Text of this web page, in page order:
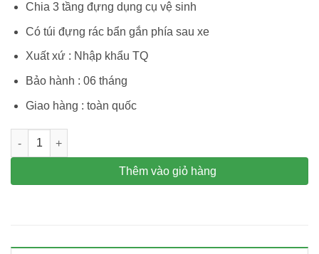
Chia 3 tầng đựng dụng cụ vệ sinh
Có túi đựng rác bẩn gắn phía sau xe
Xuất xứ : Nhập khẩu TQ
Bảo hành : 06 tháng
Giao hàng : toàn quốc
Xe đẩy nhựa đựng dụng cụ vệ sinh đa năng VB – TA 05 số
Thêm vào giỏ hàng